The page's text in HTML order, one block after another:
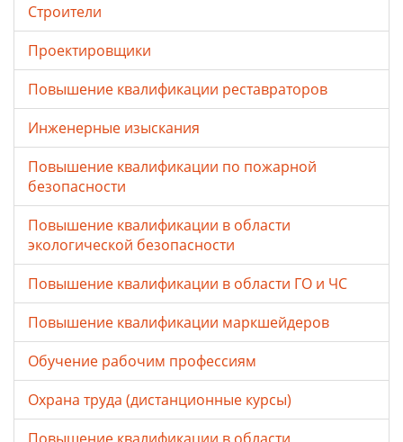
Строители
Проектировщики
Повышение квалификации реставраторов
Инженерные изыскания
Повышение квалификации по пожарной
безопасности
Повышение квалификации в области
экологической безопасности
Повышение квалификации в области ГО и ЧС
Повышение квалификации маркшейдеров
Обучение рабочим профессиям
Охрана труда (дистанционные курсы)